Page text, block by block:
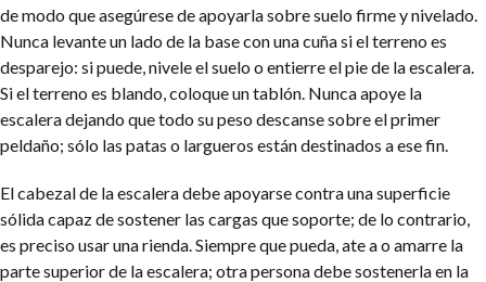
de modo que asegúrese de apoyarla sobre suelo firme y nivelado.
Nunca levante un lado de la base con una cuña si el terreno es
desparejo: si puede, nivele el suelo o entierre el pie de la escalera.
Si el terreno es blando, coloque un tablón. Nunca apoye la
escalera dejando que todo su peso descanse sobre el primer
peldaño; sólo las patas o largueros están destinados a ese fin.
El cabezal de la escalera debe apoyarse contra una superficie
sólida capaz de sostener las cargas que soporte; de lo contrario,
es preciso usar una rienda. Siempre que pueda, ate a o amarre la
parte superior de la escalera; otra persona debe sostenerla en la